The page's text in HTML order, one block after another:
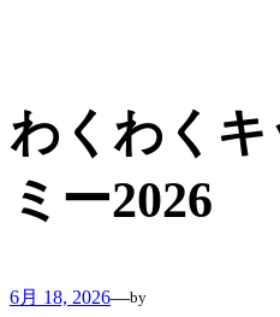
わくわく
ミー2026
6月 18, 2026—by